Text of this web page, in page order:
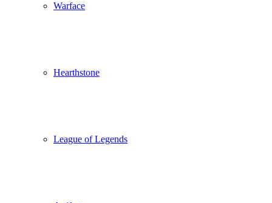
Warface
Hearthstone
League of Legends